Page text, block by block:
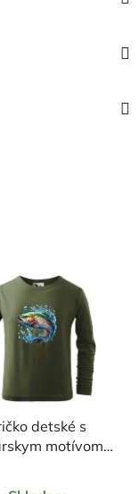
detské s
motívom